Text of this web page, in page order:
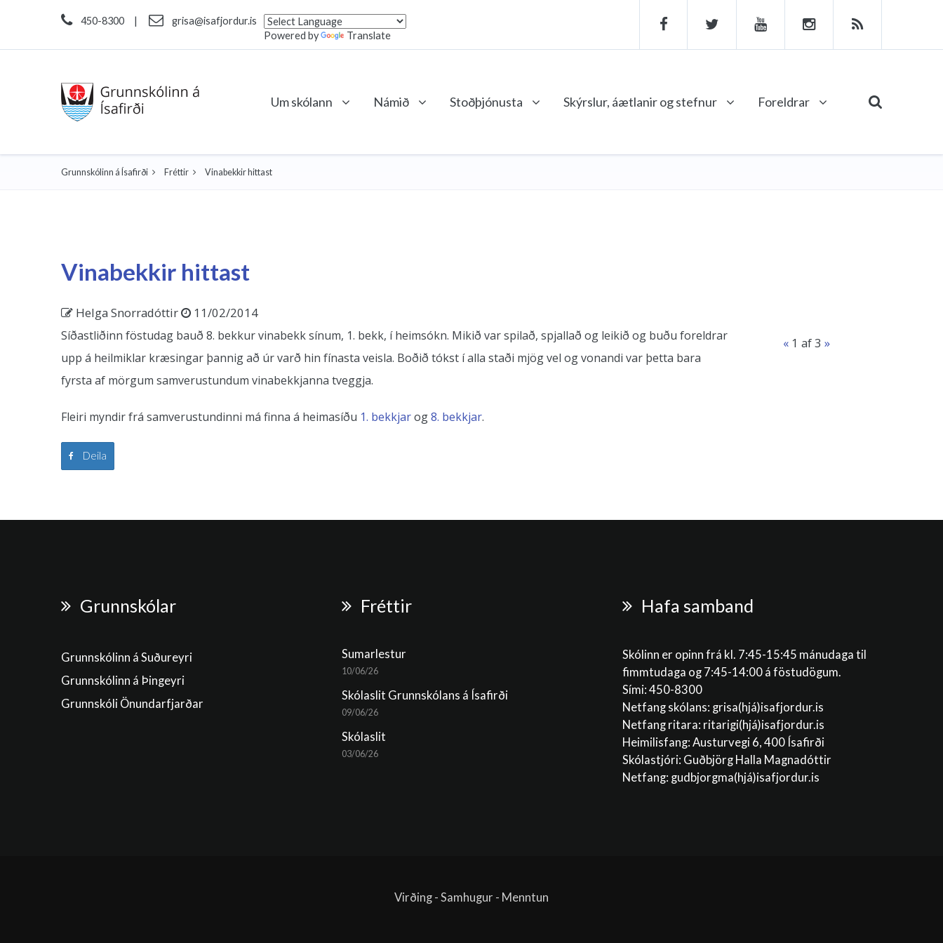
450-8300 |
grisa@isafjordur.is
Powered by
Translate
Um skólann Námið Stoðþjónusta Skýrslur, áætlanir og stefnur Foreldrar
Grunnskólinn á Ísafirði Fréttir Vinabekkir hittast
Vinabekkir hittast
Helga Snorradóttir
11/02/2014
« 1 af 3 »
Síðastliðinn föstudag bauð 8. bekkur vinabekk sínum, 1. bekk, í heimsókn. Mikið var spilað, spjallað og leikið og buðu foreldrar
upp á heilmiklar kræsingar þannig að úr varð hin fínasta veisla. Boðið tókst í alla staði mjög vel og vonandi var þetta bara
fyrsta af mörgum samverustundum vinabekkjanna tveggja.
Fleiri myndir frá samverustundinni má finna á heimasíðu 1. bekkjarog8. bekkjar.
Deila
Grunnskólar
Grunnskólinn á Suðureyri
Grunnskólinn á Þingeyri
Grunnskóli Önundarfjarðar
Fréttir
Sumarlestur
10/06/26
Skólaslit Grunnskólans á Ísafirði
09/06/26
Skólaslit
03/06/26
Hafa samband
Skólinn er opinn frá kl. 7:45-15:45 mánudaga til
fimmtudaga og 7:45-14:00 á föstudögum.
Sími: 450-8300
Netfang skólans: grisa(hjá)isafjordur.is
Netfang ritara: ritarigi(hjá)isafjordur.is
Heimilisfang: Austurvegi 6, 400 Ísafirði
Skólastjóri: Guðbjörg Halla Magnadóttir
Netfang: gudbjorgma(hjá)isafjordur.is
Virðing - Samhugur - Menntun